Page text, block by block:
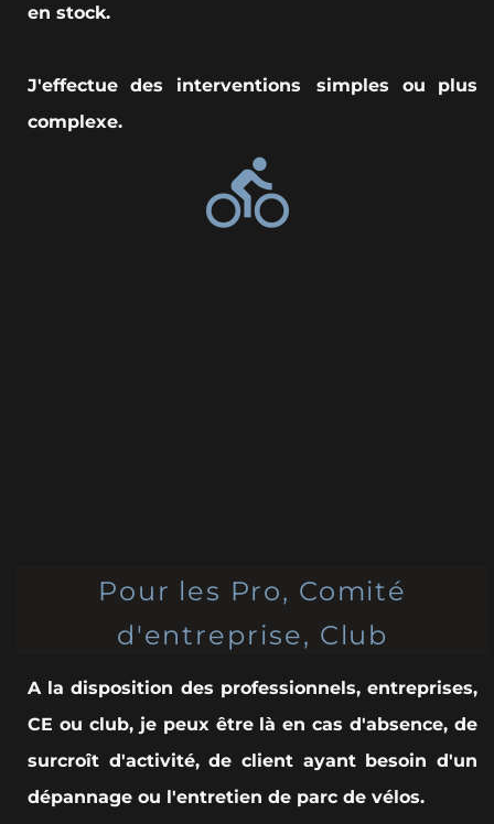
en stock.
J'effectue des interventions
simples ou plus
complexe.
directions_bike
Pour les Pro, Comité
d'entreprise, Club
A la disposition des professionnels, entreprises,
CE ou club, je peux être là en cas d'absence, de
surcroît d'activité, de client ayant besoin d'un
dépannage ou l'entretien de parc de vélos.